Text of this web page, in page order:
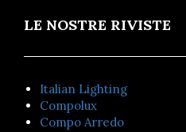
LE NOSTRE RIVISTE
Italian Lighting
Compolux
Compo Arredo